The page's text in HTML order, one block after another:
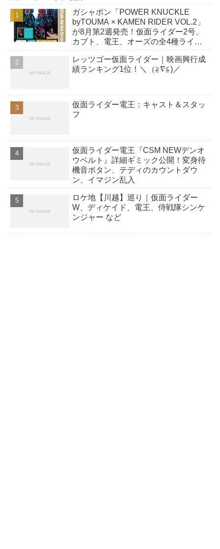
ガシャポン「POWER KNUCKLE
byTOUMA × KAMEN RIDER VOL.2」
が8月第2週発売！仮面ライダー2号、
カブト、電王、オーズの全4種ライン
レッツゴー仮面ライダー｜映画興行成
績ランキング1位！＼（≧∇≦)／
仮面ライダー電王：キャスト＆スタッ
フ
仮面ライダー電王『CSM NEWデンオ
ウベルト』詳細ギミック公開！変身待
機音ボタン、テディのカウントダウ
ン、イマジン乱入
ロケ地【川越】巡り｜仮面ライダー
W、ディケイド、電王、侍戦隊シンケ
ンジャー など